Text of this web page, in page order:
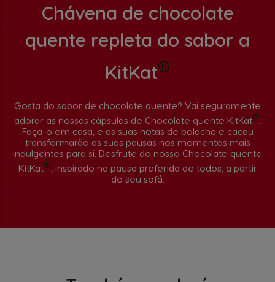
Chávena de chocolate
quente repleta do sabor a
KitKat®
Gosta do sabor de chocolate quente? Vai seguramente
adorar as nossas cápsulas de Chocolate quente KitKat®
Faça-o em casa, e as suas notas de bolacha e cacau
transformarão as suas pausas nos momentos mais
indulgentes para si. Desfrute do nosso Chocolate quente
KitKat®, inspirado na pausa preferida de todos, a partir
do seu sofá.